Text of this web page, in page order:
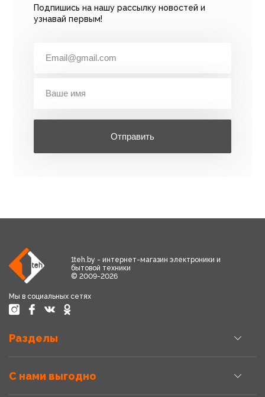
Подпишись на нашу рассылку новостей и
узнавай первым!
Отправить
1teh.by - интернет-магазин электроники и
бытовой техники
© 2009-2026
Мы в социальных сетях
Разделы
С нами выгодно